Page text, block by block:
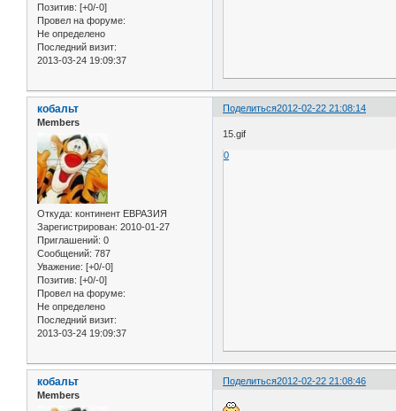
Позитив: [+0/-0]
Провел на форуме:
Не определено
Последний визит:
2013-03-24 19:09:37
Поделиться2012-02-22 21:08:14
кобальт
Members
Откуда: континент ЕВРАЗИЯ
Зарегистрирован: 2010-01-27
Приглашений: 0
Сообщений: 787
Уважение: [+0/-0]
Позитив: [+0/-0]
Провел на форуме:
Не определено
Последний визит:
2013-03-24 19:09:37
15.gif
0
Поделиться2012-02-22 21:08:46
кобальт
Members